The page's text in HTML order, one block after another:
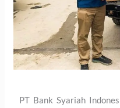
PT Bank Syariah